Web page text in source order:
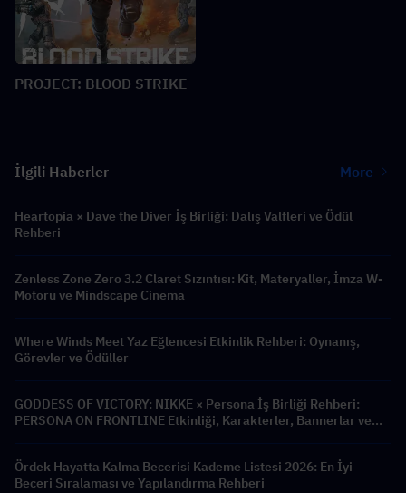
PROJECT: BLOOD STRIKE
İlgili Haberler More
Heartopia × Dave the Diver İş Birliği: Dalış Valfleri ve Ödül
Rehberi
Zenless Zone Zero 3.2 Claret Sızıntısı: Kit, Materyaller, İmza W-
Motoru ve Mindscape Cinema
Where Winds Meet Yaz Eğlencesi Etkinlik Rehberi: Oynanış,
Görevler ve Ödüller
GODDESS OF VICTORY: NIKKE × Persona İş Birliği Rehberi:
PERSONA ON FRONTLINE Etkinliği, Karakterler, Bannerlar ve
Ördek Hayatta Kalma Becerisi Kademe Listesi 2026: En İyi
Beceri Sıralaması ve Yapılandırma Rehberi